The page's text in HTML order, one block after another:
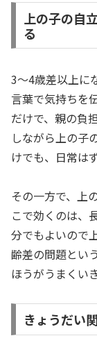
上の子の自
る
3〜4歳差以上に
言葉で気持ちを
だけで、親の負
しながら上の子
けでも、日常は
その一方で、上
こで効くのは、
分でもよいので
齢差の問題とい
ほうがうまくい
きょうだい